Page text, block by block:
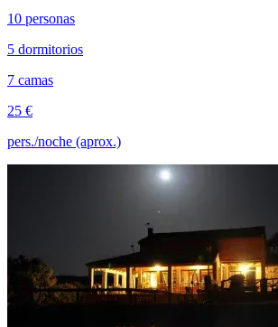
10 personas
5 dormitorios
7 camas
25 €
pers./noche (aprox.)